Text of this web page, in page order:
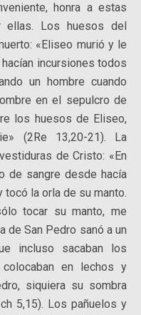
honra a estas
ellas. Los huesos del
«Eliseo murió y le
incursiones todos
un hombre cuando
en el sepulcro de
los huesos de Eliseo,
(2Re 13,20-21). La
de Cristo: «En
de sangre desde hacía
la orla de su manto.
tocar su manto, me
de San Pedro sanó a un
incluso sacaban los
en lechos y
siquiera su sombra
5,15). Los pañuelos y